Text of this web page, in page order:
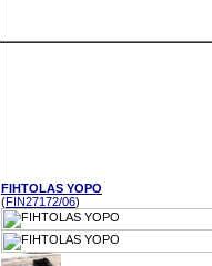
FIHTOLAS YOPO
(FIN27172/06)